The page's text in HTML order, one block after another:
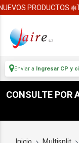
PRODUCTOS
Enviar a Ingresar CP y
CONSULTE POR